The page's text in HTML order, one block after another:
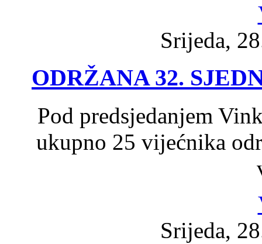
Srijeda,
ODRŽANA 32.
Pod predsjedanjem
ukupno 25 vijećnika
Srijeda,